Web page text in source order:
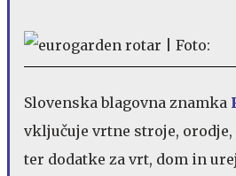
Slovenska blagovna znamka
vključuje vrtne stroje,
ter dodatke za vrt, dom in